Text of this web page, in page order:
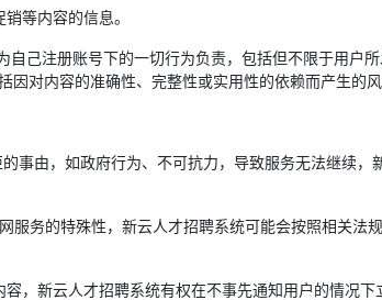
等内容的信息。
自己注册账号下的一切行为负责，包括但不限于用户
因对内容的准确性、完整性或实用性的依赖而产生的风
事由，如政府行为、不可抗力，导致服务无法继续
服务的特殊性，新云人才招聘系统可能会按照相关
，新云人才招聘系统有权在不事先通知用户的情况